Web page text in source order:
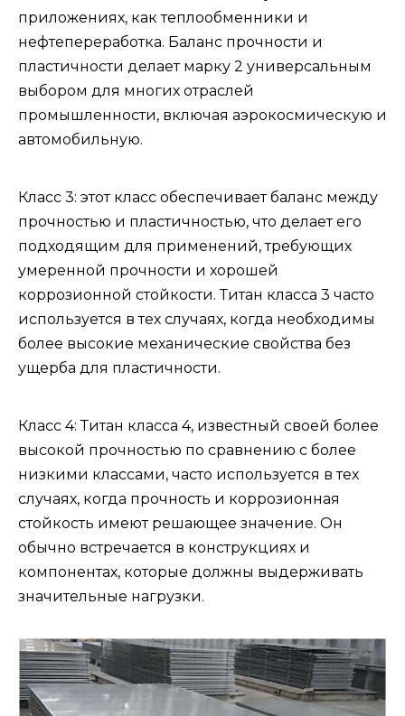
приложениях, как теплообменники и
нефтепереработка. Баланс прочности и
пластичности делает марку 2 универсальным
выбором для многих отраслей
промышленности, включая аэрокосмическую и
автомобильную.
Класс 3: этот класс обеспечивает баланс между
прочностью и пластичностью, что делает его
подходящим для применений, требующих
умеренной прочности и хорошей
коррозионной стойкости. Титан класса 3 часто
используется в тех случаях, когда необходимы
более высокие механические свойства без
ущерба для пластичности.
Класс 4: Титан класса 4, известный своей более
высокой прочностью по сравнению с более
низкими классами, часто используется в тех
случаях, когда прочность и коррозионная
стойкость имеют решающее значение. Он
обычно встречается в конструкциях и
компонентах, которые должны выдерживать
значительные нагрузки.